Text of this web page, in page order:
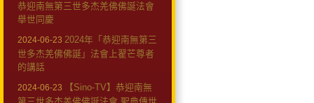
恭迎南無第三世多杰羌佛佛誕法會
舉世同慶
2024-06-23 2024年「恭迎南無第三
世多杰羌佛佛誕」法會上翟芒尊者
的講話
2024-06-23
【Sino-TV】恭迎南無